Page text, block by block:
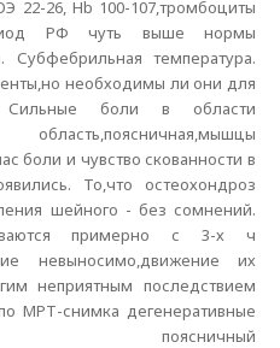
22-26, Hb 100-107,тромбоциты
РФ чуть выше нормы
Субфебрильная температура.
необходимы ли они для
боли в области
боли и чувство скованности в
То,что остеохондроз
шейного - без сомнений.
примерно с 3-х ч
невыносимо,движение их
неприятным последствием
МРТ-снимка дегенеративные
поясничный